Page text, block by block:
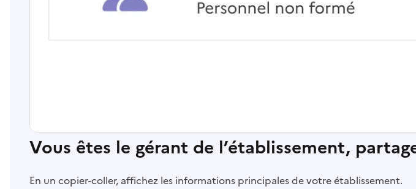
Vous êtes le gérant de l’établissement,
En un copier-coller, affichez les informations principales de votre établissement.